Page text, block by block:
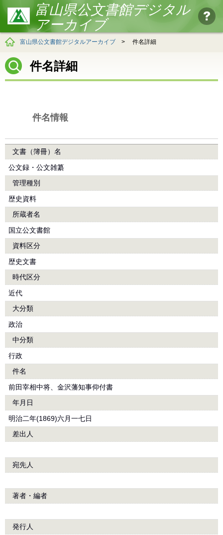
富山県公文書館デジタル
アーカイブ
富山県公文書館デジタルアーカイブ > 件名詳細
件名詳細
件名情報
文書（簿冊）名
公文録・公文雑纂
管理種別
歴史資料
所蔵者名
国立公文書館
資料区分
歴史文書
時代区分
近代
大分類
政治
中分類
行政
件名
前田宰相中将、金沢藩知事仰付書
年月日
明治二年(1869)六月一七日
差出人
宛先人
著者・編者
発行人